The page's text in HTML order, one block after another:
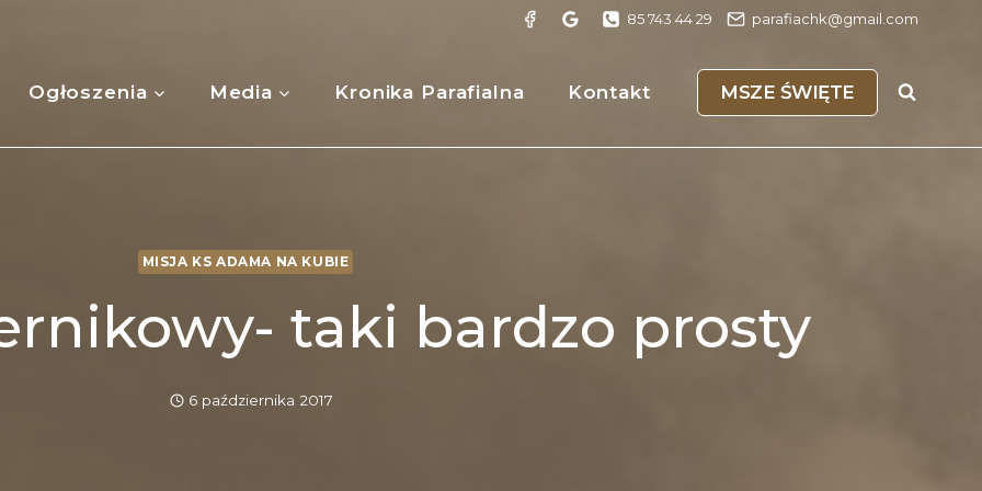
85 743 44 29 parafiachk@gmail.com
Ogłoszenia Media Kronika Parafialna Kontakt MSZE ŚWIĘTE
MISJA KS ADAMA NA KUBIE
taki bardzo prosty
6 października 2017